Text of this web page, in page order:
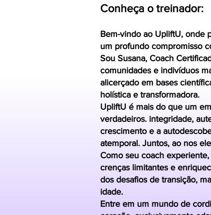
Conheça o treinador:
Bem-vindo ao UpliftU, onde
um profundo compromisso
Sou Susana, Coach
comunidades e indivíduos
alicerçado em bases
holística e transformadora.
UpliftU é mais do que um
verdadeiros. integridade,
crescimento e a
atemporal. Juntos, ao nos
Como seu coach
crenças limitantes e
dos desafios de transição,
idade.
Entre em um mundo de